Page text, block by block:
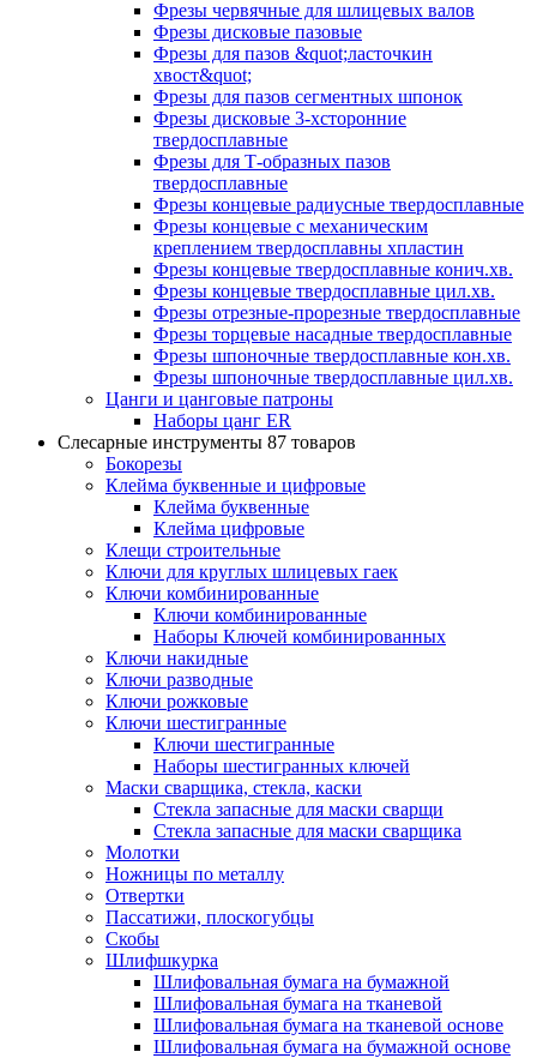
Фрезы червячные для шлицевых валов
Фрезы дисковые пазовые
Фрезы для пазов &quot;ласточкин
хвост&quot;
Фрезы для пазов сегментных шпонок
Фрезы дисковые 3-хсторонние
твердосплавные
Фрезы для Т-образных пазов
твердосплавные
Фрезы концевые радиусные твердосплавные
Фрезы концевые с механическим
креплением твердосплавны хпластин
Фрезы концевые твердосплавные конич.хв.
Фрезы концевые твердосплавные цил.хв.
Фрезы отрезные-прорезные твердосплавные
Фрезы торцевые насадные твердосплавные
Фрезы шпоночные твердосплавные кон.хв.
Фрезы шпоночные твердосплавные цил.хв.
Цанги и цанговые патроны
Наборы цанг ER
Слесарные инструменты 87 товаров
Бокорезы
Клейма буквенные и цифровые
Клейма буквенные
Клейма цифровые
Клещи строительные
Ключи для круглых шлицевых гаек
Ключи комбинированные
Ключи комбинированные
Наборы Ключей комбинированных
Ключи накидные
Ключи разводные
Ключи рожковые
Ключи шестигранные
Ключи шестигранные
Наборы шестигранных ключей
Маски сварщика, стекла, каски
Стекла запасные для маски сварщи
Стекла запасные для маски сварщика
Молотки
Ножницы по металлу
Отвертки
Пассатижи, плоскогубцы
Скобы
Шлифшкурка
Шлифовальная бумага на бумажной
Шлифовальная бумага на тканевой
Шлифовальная бумага на тканевой основе
Шлифовальная бумага на бумажной основе